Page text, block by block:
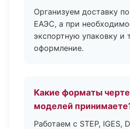
Организуем доставку
ЕАЭС, а при
экспортную упаковку и
оформление.
Какие форматы
моделей
Работаем с STEP, IGES,